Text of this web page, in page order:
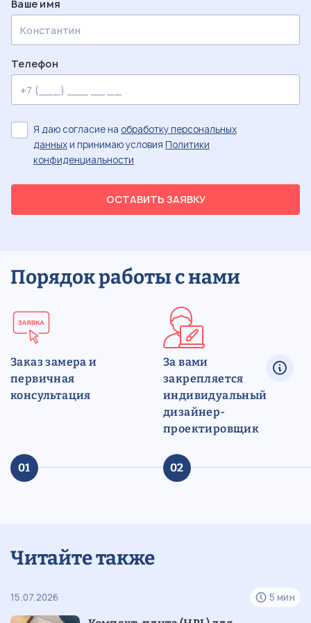
Ваше имя
Телефон
ОСТАВИТЬ ЗАЯВКУ
Я даю согласие на обработку персональных
данныхи принимаю условия Политики
конфиденциальности
Порядок работы с нами
Заказ замера и
первичная
консультация
01
За вами
закрепляется
индивидуальный
дизайнер-
проектировщик
02
Читайте также
15.07.2026 5 мин